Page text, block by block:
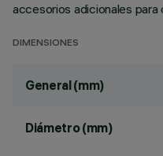
accesorios adicionales
DIMENSIONES
General (mm)
Diámetro (mm)